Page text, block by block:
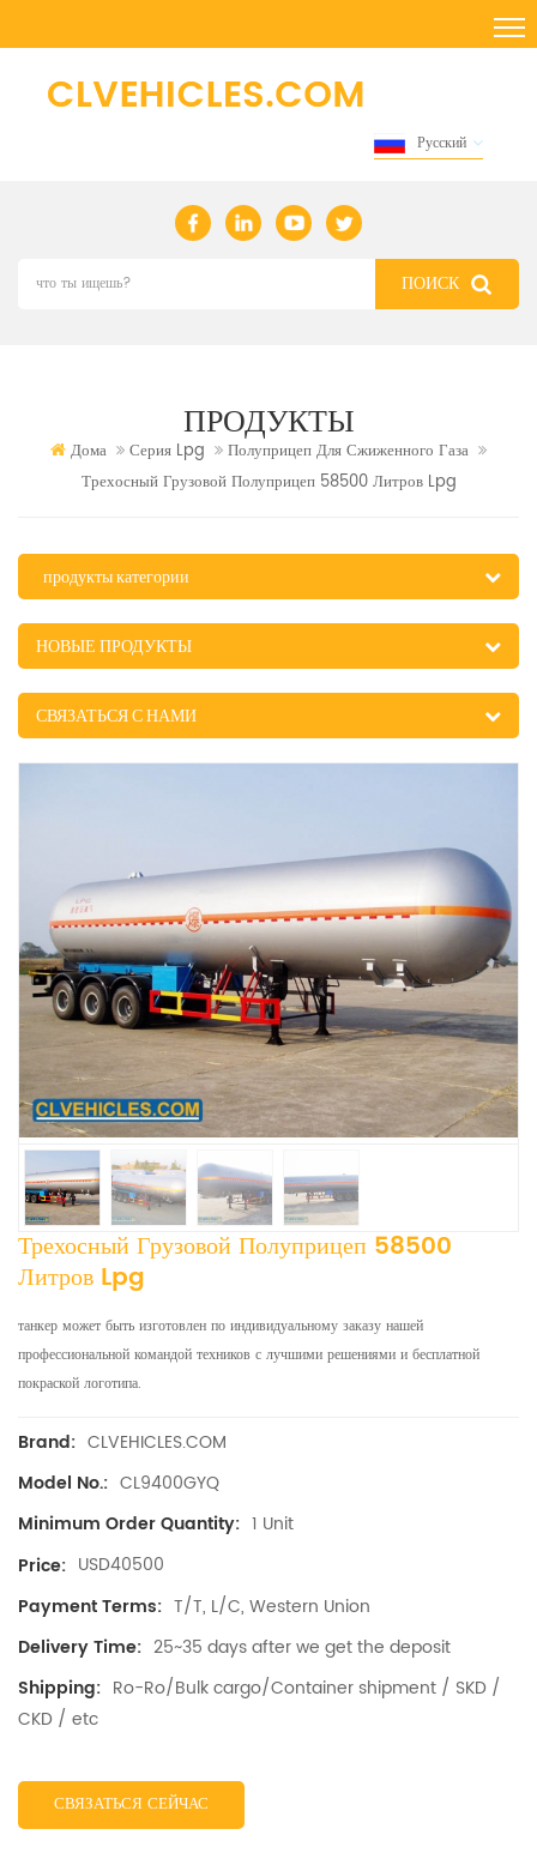
Русский
ПРОДУКТЫ
Дома Серия Lpg
Полуприцеп Для Сжиженного Газа
Трехосный Грузовой Полуприцеп 58500 Литров Lpg
продукты категории
НОВЫЕ ПРОДУКТЫ
СВЯЗАТЬСЯ С НАМИ
Трехосный Грузовой Полуприцеп 58500
Литров Lpg
танкер может быть изготовлен по индивидуальному заказу нашей
профессиональной командой техников с лучшими решениями и бесплатной
покраской логотипа.
Brand: CLVEHICLES.COM
Model No.: CL9400GYQ
Minimum Order Quantity: 1 Unit
Price: USD40500
Payment Terms: T/T, L/C, Western Union
Delivery Time: 25~35 days after we get the deposit
Shipping: Ro-Ro/Bulk cargo/Container shipment / SKD /
CKD / etc
СВЯЗАТЬСЯ СЕЙЧАС